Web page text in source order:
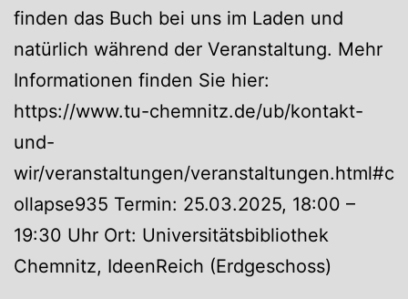
finden das Buch bei uns im Laden und
natürlich während der Veranstaltung. Mehr
Informationen finden Sie hier:
https://www.tu-chemnitz.de/ub/kontakt-
und-
wir/veranstaltungen/veranstaltungen.html#c
ollapse935 Termin: 25.03.2025, 18:00 –
19:30 Uhr Ort: Universitätsbibliothek
Chemnitz, IdeenReich (Erdgeschoss)